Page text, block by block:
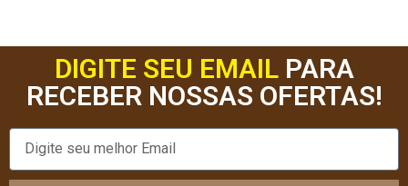
DIGITE SEU EMAILPARA
RECEBER NOSSAS OFERTAS!